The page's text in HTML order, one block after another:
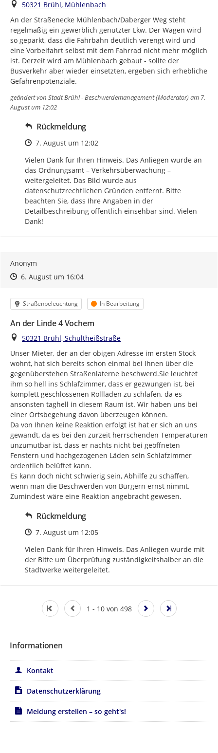
Ort
50321 Brühl, Mühlenbach
An der Straßenecke Mühlenbach/Daberger Weg steht
regelmäßig ein gewerblich genutzter Lkw. Der Wagen wird
so geparkt, dass die Fahrbahn deutlich verengt wird und
eine Vorbeifahrt selbst mit dem Fahrrad nicht mehr möglich
ist. Derzeit wird am Mühlenbach gebaut - sollte der
Busverkehr aber wieder einsetzten, ergeben sich erhebliche
Gefahrenpotenziale.
geändert von Stadt Brühl - Beschwerdemanagement (Moderator)am 7.
August um 12:02
Rückmeldung
Zeitpunkt des Erstellens
7. August um 12:02
Vielen Dank für Ihren Hinweis. Das Anliegen wurde an
das Ordnungsamt – Verkehrsüberwachung –
weitergeleitet. Das Bild wurde aus
datenschutzrechtlichen Gründen entfernt. Bitte
beachten Sie, dass Ihre Angaben in der
Detailbeschreibung öffentlich einsehbar sind. Vielen
Dank!
Anonym
Zeitpunkt des Erstellens
Zeitpunkt des Erstellens
6. August um 16:04Zur Äußerung
Kategorie
Straßenbeleuchtung Status
In Bearbeitung
An der Linde 4 Vochem
Ort
50321 Brühl, Schultheißstraße
Unser Mieter, der an der obigen Adresse im ersten Stock
wohnt, hat sich bereits schon einmal bei Ihnen über die
gegenüberstehen Straßenlaterne beschwerd.Sie leuchtet
ihm so hell ins Schlafzimmer, dass er gezwungen ist, bei
komplett geschlossenen Rollläden zu schlafen, da es
ansonsten taghell in diesem Raum ist. Wir haben uns bei
einer Ortsbegehung davon überzeugen können.
Da von Ihnen keine Reaktion erfolgt ist hat er sich an uns
gewandt, da es bei den zurzeit herrschenden Temperaturen
unzumutbar ist, dass er nachts nicht bei geöffneten
Fenstern und hochgezogenen Läden sein Schlafzimmer
ordentlich belüftet kann.
Es kann doch nicht schwierig sein, Abhilfe zu schaffen,
wenn man die Beschwerden von Bürgern ernst nimmt.
Zumindest wäre eine Reaktion angebracht gewesen.
Rückmeldung
Zeitpunkt des Erstellens
7. August um 12:05
Vielen Dank für Ihren Hinweis. Das Anliegen wurde mit
der Bitte um Überprüfung zuständigkeitshalber an die
Stadtwerke weitergeleitet.
1 - 10 von 498
Informationen
Kontakt
Datenschutzerklärung
Meldung erstellen – so geht's!